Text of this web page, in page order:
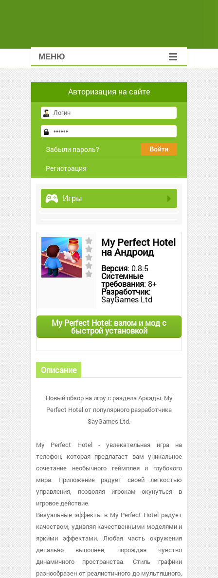
МЕНЮ
Авторизация на сайте
Забыли пароль?
Регистрация
Игры
My Perfect Hotel
на Андроид
Версия: 0.8.5
Системные
требования: 8+
Разработчик:
SayGames Ltd
My Perfect Hotel: взлом и мод с
быстрой установкой
Описание
Новый обзор на игру с раздела Аркады. My
Perfect Hotel от популярного разработчика
SayGames Ltd.
My Perfect Hotel - увлекательная игра на
телефон, которая предлагает вам уникальное
сочетание необычного геймплея и глубокого
мира. Приложение радует своей легкостью
управления, позволяя игрокам окунуться в
игровое действие.
Визуальные эффекты в My Perfect Hotel радует
качеством, удивляя качественными моделями и
яркими эффектами. Любая часть окружения
детально выполнен, порождая чувство
динамичного пространства. Стиль графики
разнообразен от реалистичного до мультяшного,